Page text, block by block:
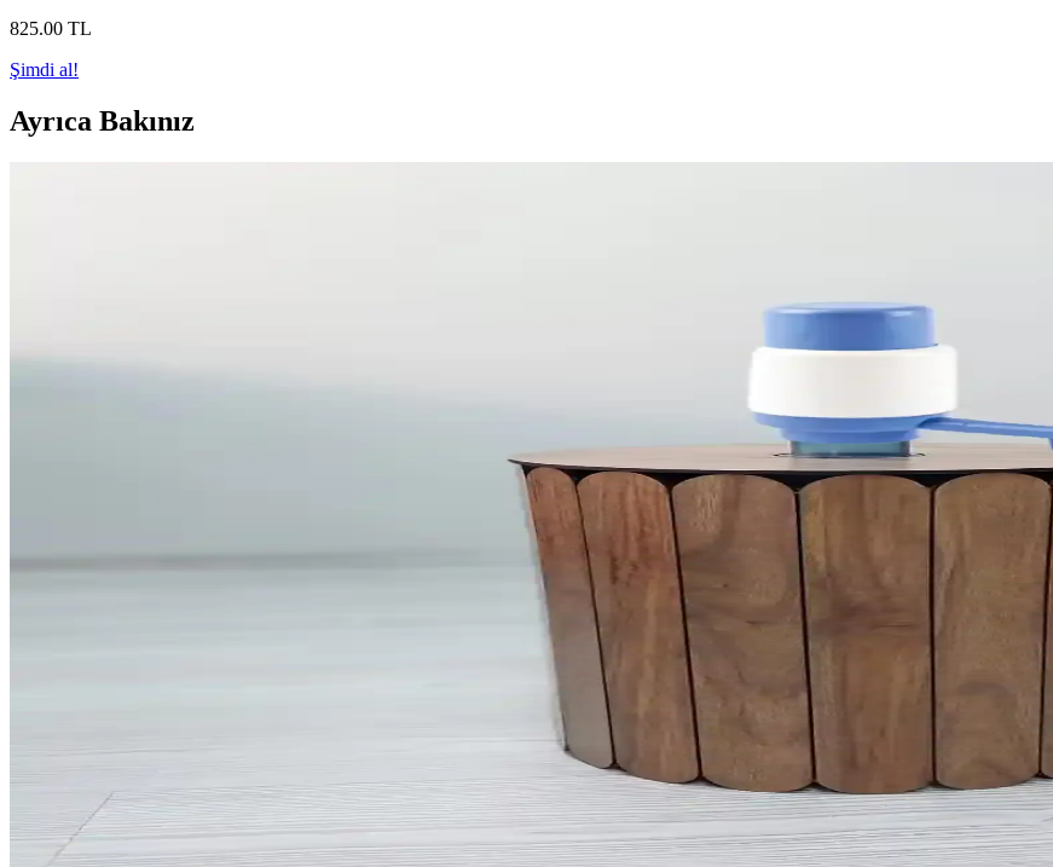
825.00 TL
Şimdi al!
Ayrıca Bakınız
Keçe kutuları, doğal malzemeleri ve çeşitli renk seçenekleriyle dekorasyonda fonksiyonellik ve estetiği bir araya getirir. Sürdürülebilir ve
Cam Yoğurt Kabı Seçerken Dikkat Edilmesi Gerekenler ve En İyi Modeller
Estetik, hijyen ve kullanım kolaylığı sunan cam yoğurt kapları hakkında detaylar, tasarım, malzeme özellikleri ve en iyi modellerle ilgili
Modern Beslenme Kapları ve Dekorasyon Fikirleri: Şık ve Fonksiyonel Mutfak Çözümleri
Modern beslenme kapları, dayanıklı ve şık tasarımlarıyla mutfak ve yemek odası dekorasyonunu tamamlar, düzenli ve estetik bir yaşam
IKEA Saklama Çözümleri ile Ev ve Ofislerde Düzeni Sağlamanın Yolları
İç mekanların düzenlenmesi, yaşam kalitesini artırır. IKEA'nın çeşitli saklama ürünleri, küçük alanlarda fonksiyonellik ve estetiği bir arada
Ev İçin Fermuarlı Hurç Saklama Çözümleri ve Kullanım Avantajları
Fermuarlı hurçlar, evde kıyafet, nevresim ve yatak takımlarını toz, nem ve haşereden koruyan dayanıklı ve hafif saklama çözümleridir.
Ev Dekorasyonuna Uygun Damacana Gizleme Çözümleri ve Estetik Tasarımlar